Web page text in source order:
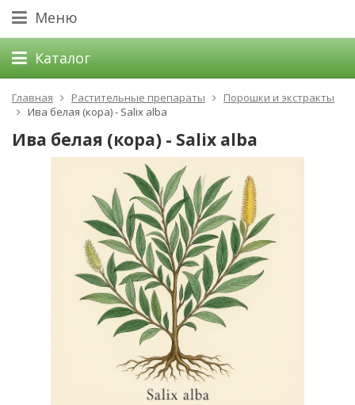
Меню
Каталог
Главная Растительные препараты
Порошки и экстракты
Ива белая (кора) - Salix alba
Ива белая (кора) - Salix alba